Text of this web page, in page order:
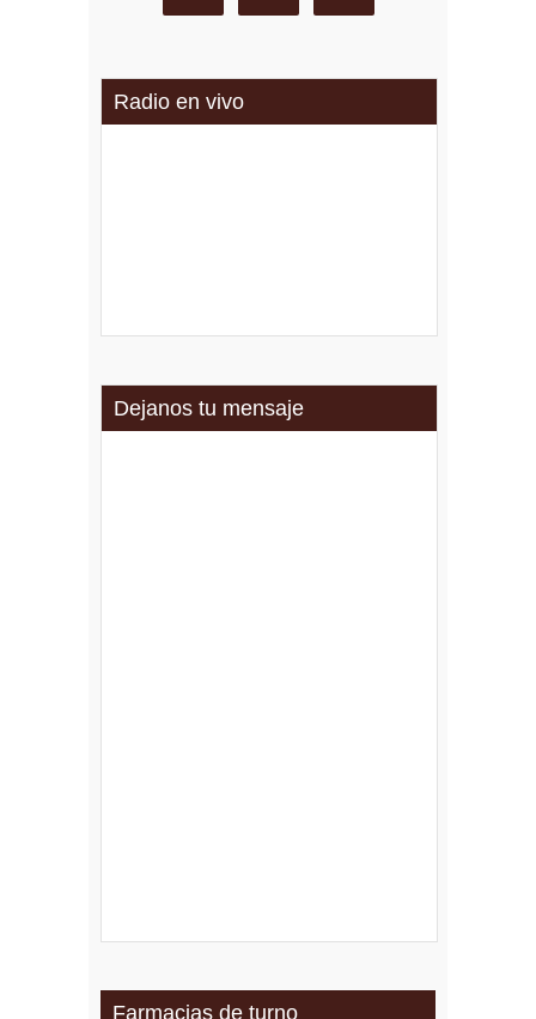
Radio en vivo
Dejanos tu mensaje
Farmacias de turno